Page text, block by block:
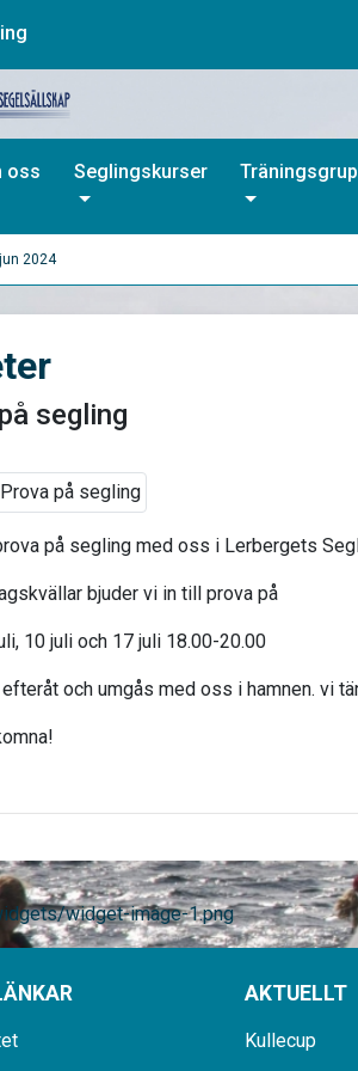
oss Seglingskurser
jun 2024
segling
på segling med oss i Lerbergets
bjuder vi in till prova på
10 juli och 17 juli 18.00-20.00
efteråt och umgås med oss i hamnen. vi
AKTUELLT
Kullecup